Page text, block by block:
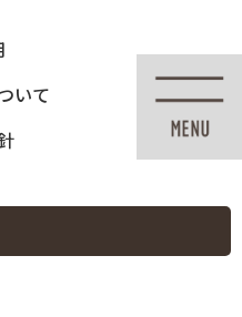
アクセス
いて